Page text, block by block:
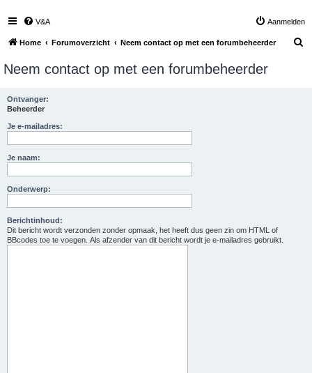
V&A Aanmelden
Home Forumoverzicht Neem contact op met een forumbeheerder
Neem contact op met een forumbeheerder
Ontvanger:
Beheerder
Je e-mailadres:
Je naam:
Onderwerp:
Berichtinhoud:
Dit bericht wordt verzonden zonder opmaak, het heeft dus geen zin om HTML of
BBcodes toe te voegen. Als afzender van dit bericht wordt je e-mailadres gebruikt.